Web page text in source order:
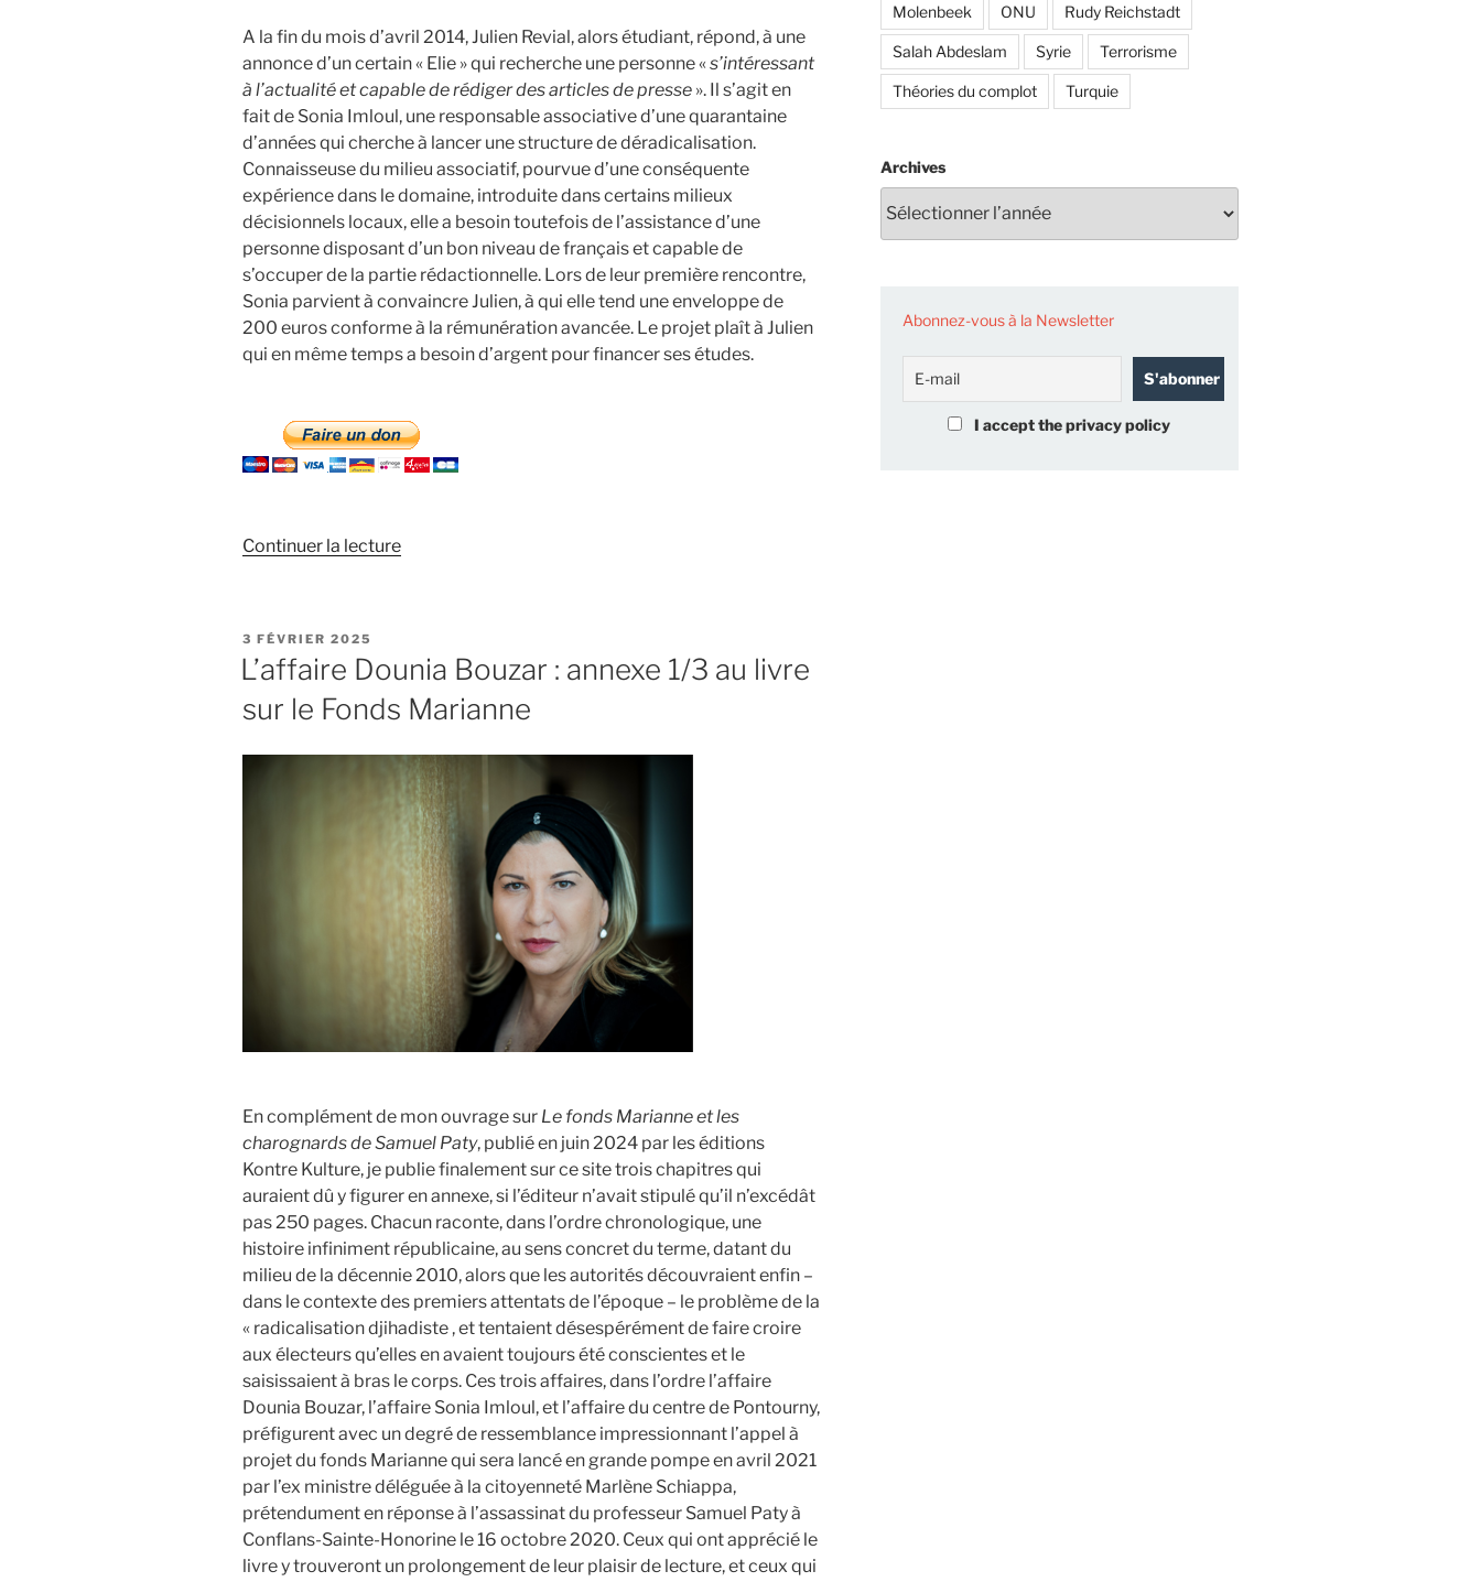
A la fin du mois d’avril 2014, Julien Revial, alors étudiant, répond, à une
annonce d’un certain « Elie » qui recherche une personne «s’intéressant
à l’actualité et capable de rédiger des articles de presse ». Il s’agit en
fait de Sonia Imloul, une responsable associative d’une quarantaine
d’années qui cherche à lancer une structure de déradicalisation.
Connaisseuse du milieu associatif, pourvue d’une conséquente
expérience dans le domaine, introduite dans certains milieux
décisionnels locaux, elle a besoin toutefois de l’assistance d’une
personne disposant d’un bon niveau de français et capable de
s’occuper de la partie rédactionnelle. Lors de leur première rencontre,
Sonia parvient à convaincre Julien, à qui elle tend une enveloppe de
200 euros conforme à la rémunération avancée. Le projet plaît à Julien
qui en même temps a besoin d’argent pour financer ses études.
Continuer la lecturede
annexe
(2/3)
livre
sur
le
fonds
Marianne »
PUBLIÉ
LE
3 FÉVRIER 2025
L’affaire Dounia Bouzar : annexe 1/3 au livre
sur le Fonds Marianne
En complément de mon ouvrage sur Le fonds Marianne et les
charognards de Samuel Paty, publié en juin 2024 par les éditions
Kontre Kulture, je publie finalement sur ce site trois chapitres qui
auraient dû y figurer en annexe, si l’éditeur n’avait stipulé qu’il n’excédât
pas 250 pages. Chacun raconte, dans l’ordre chronologique, une
histoire infiniment républicaine, au sens concret du terme, datant du
milieu de la décennie 2010, alors que les autorités découvraient enfin –
dans le contexte des premiers attentats de l’époque – le problème de la
« radicalisation djihadiste , et tentaient désespérément de faire croire
aux électeurs qu’elles en avaient toujours été conscientes et le
saisissaient à bras le corps. Ces trois affaires, dans l’ordre l’affaire
Dounia Bouzar, l’affaire Sonia Imloul, et l’affaire du centre de Pontourny,
préfigurent avec un degré de ressemblance impressionnant l’appel à
projet du fonds Marianne qui sera lancé en grande pompe en avril 2021
par l’ex ministre déléguée à la citoyenneté Marlène Schiappa,
prétendument en réponse à l’assassinat du professeur Samuel Paty à
Conflans-Sainte-Honorine le 16 octobre 2020. Ceux qui ont apprécié le
livre y trouveront un prolongement de leur plaisir de lecture, et ceux qui
Molenbeek ONU Rudy Reichstadt
Salah Abdeslam Syrie Terrorisme
Théories du complot Turquie
Archives
Abonnez-vous à la Newsletter
I accept the privacy policy